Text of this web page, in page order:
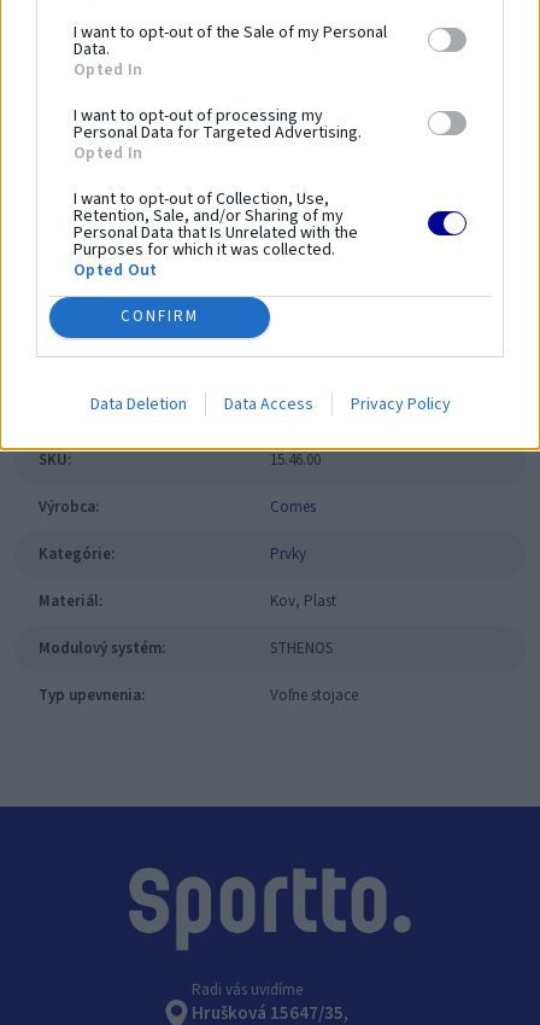
I want to opt-out of the Sale of my Personal
Data.
Opted In
I want to opt-out of processing my
Personal Data for Targeted Advertising.
Opted In
I want to opt-out of Collection, Use,
Retention, Sale, and/or Sharing of my
Personal Data that Is Unrelated with the
Purposes for which it was collected.
Opted Out
CONFIRM
Data Deletion Data Access Privacy Policy
Šírka zariadenia:
150 mm
Výška zariadenia:
Bezpečnostná norma:
PN-EN 16630:2015-06
Kapacita:
1 osoba
Veková kategória:
Výška voľného pádu:
1700 mm
Dĺžka bezpečnostnej zóny: 4550 mm
Šírka bezpečnostnej zóny:
3450 mm
Plocha bezpečnostnej zóny:-
Obvod bezpečnostnej zóny:
Parametre
SKU: 15.46.00
Výrobca: Comes
Kategórie: Prvky
Materiál: Kov, Plast
Modulový systém: STHENOS
Typ upevnenia: Voľne stojace
Radi vás uvidíme
Hrušková 15647/35,